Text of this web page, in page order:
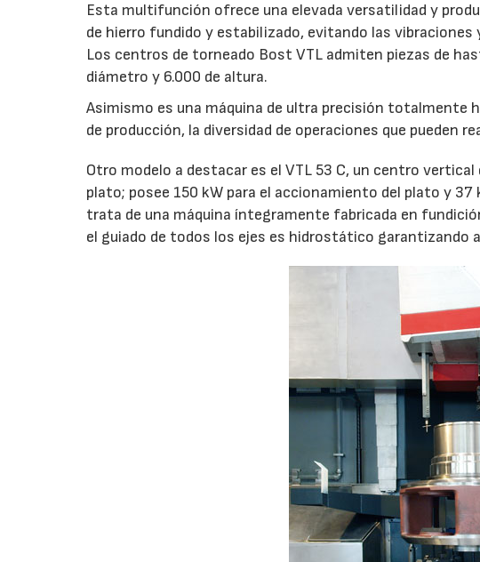
Esta multifunción ofrece una elevada versatilidad y
de hierro fundido y estabilizado, evitando las
Los centros de torneado Bost VTL admiten piezas de
diámetro y 6.000 de altura.
Asimismo es una máquina de ultra precisión totalmente
de producción, la diversidad de operaciones que
Otro modelo a destacar es el VTL 53 C, un centro
plato; posee 150 kW para el accionamiento del plato y
trata de una máquina íntegramente fabricada en
el guiado de todos los ejes es hidrostático garantizando